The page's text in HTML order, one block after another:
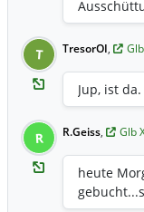
T TresorOI,
Jup, ist
R R.Geiss, Glb
heute